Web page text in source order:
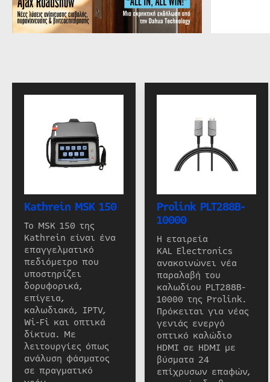
Kathrein MSK 150
Το MSK 150 της
Kathrein είναι ένα
επαγγελματικό
πεδιόμετρο που
υποστηρίζει
δορυφορικά,
επίγεια,
καλωδιακά, IPTV,
Wi-Fi και οπτικά
δίκτυα. Με
λειτουργίες όπως
ανάλυση φάσματος
σε πραγματικό
Prolink PLT288B-
10000
Η εταιρεία
KAL Electronics
ανακοινώνει νέα
παραλαβή του
καλωδίου PLT288B-
10000 της Prolink.
Πρόκειται για νέας
γενιάς ενεργό
οπτικό καλώδιο
HDMI σε HDMI με
βύσματα 24
επίχρυσων επαφών,